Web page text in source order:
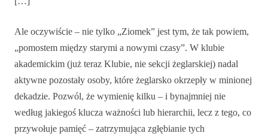
Ale oczywiście – nie tylko „Ziomek” jest tym, że tak powiem,
„pomostem między starymi a nowymi czasy”. W klubie
akademickim (już teraz Klubie, nie sekcji żeglarskiej) nadal
aktywne pozostały osoby, które żeglarsko okrzepły w minionej
dekadzie. Pozwól, że wymienię kilku – i bynajmniej nie
według jakiegoś klucza ważności lub hierarchii, lecz z tego, co
przywołuje pamięć – zatrzymująca zgłębianie tych